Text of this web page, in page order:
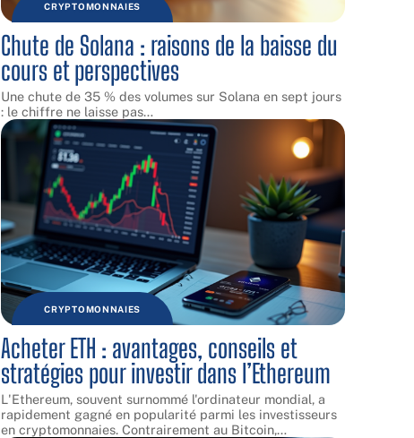
CRYPTOMONNAIES
Chute de Solana : raisons de la baisse du
cours et perspectives
Une chute de 35 % des volumes sur Solana en sept jours
: le chiffre ne laisse pas…
CRYPTOMONNAIES
Acheter ETH : avantages, conseils et
stratégies pour investir dans l’Ethereum
L'Ethereum, souvent surnommé l'ordinateur mondial, a
rapidement gagné en popularité parmi les investisseurs
en cryptomonnaies. Contrairement au Bitcoin,…